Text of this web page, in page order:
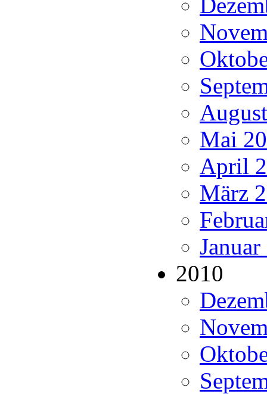
Mai
April
März
2010